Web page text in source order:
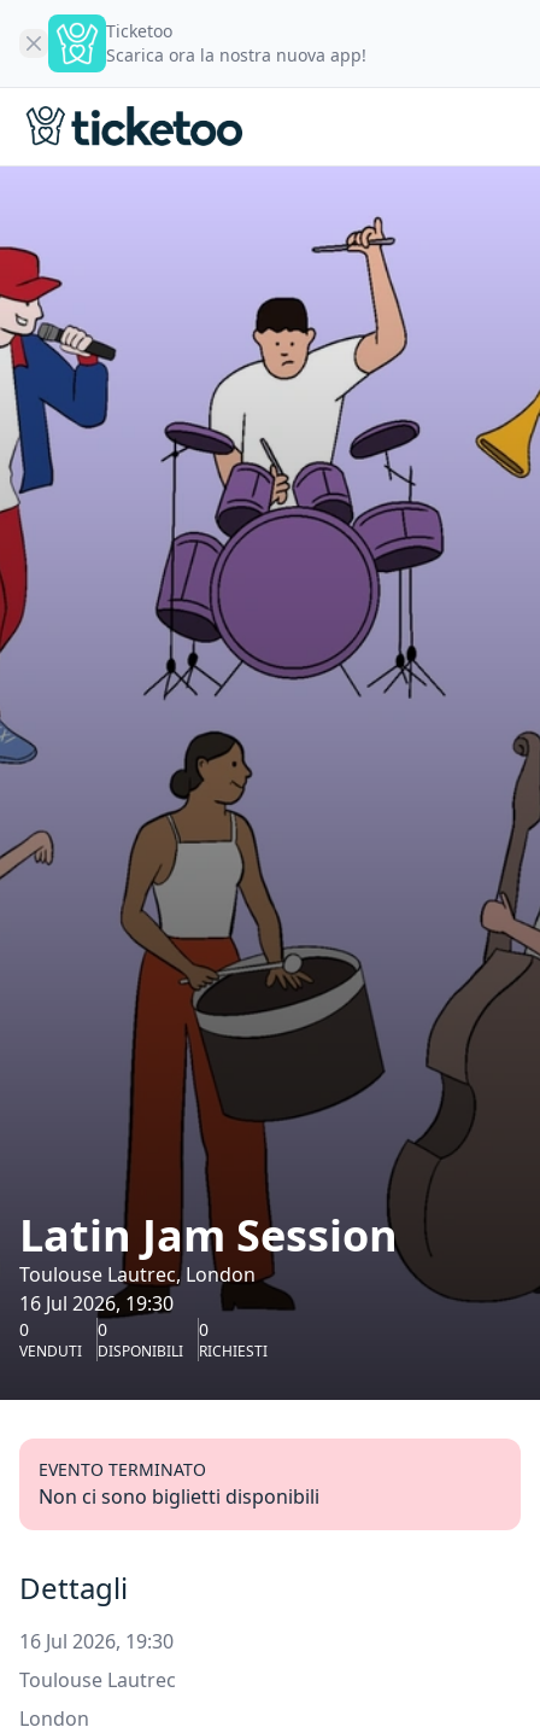
Ticketoo
Scarica ora la nostra nuova app!
Latin Jam Session
Toulouse Lautrec, London
16 Jul 2026, 19:30
0
VENDUTI
0
DISPONIBILI
0
RICHIESTI
EVENTO TERMINATO
Non ci sono biglietti disponibili
Dettagli
16 Jul 2026, 19:30
Toulouse Lautrec
London